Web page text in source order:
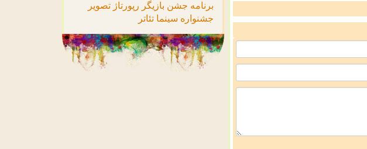
برنامه جشن بازیگر رپورتاژ تصویر
جشنواره سینما تئاتر